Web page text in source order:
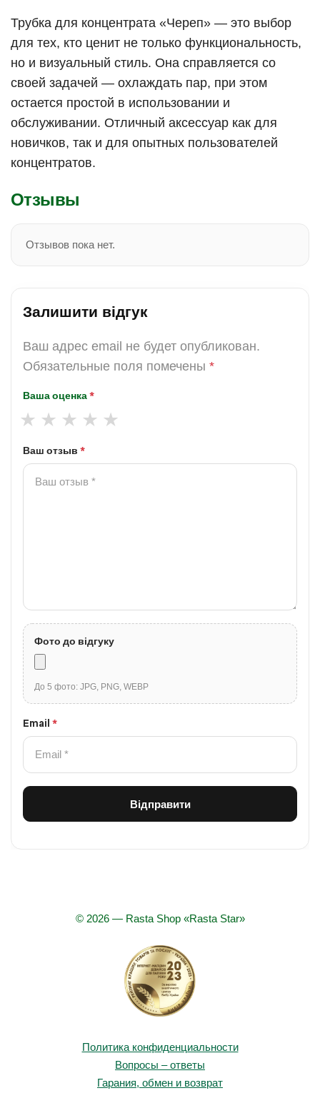
Трубка для концентрата «Череп» — это выбор
для тех, кто ценит не только функциональность,
но и визуальный стиль. Она справляется со
своей задачей — охлаждать пар, при этом
остается простой в использовании и
обслуживании. Отличный аксессуар как для
новичков, так и для опытных пользователей
концентратов.
Отзывы
Отзывов пока нет.
Залишити відгук
Ваш адрес email не будет опубликован.
Обязательные поля помечены *
Ваша оценка*
Ваш отзыв *
Фото до відгуку
До 5 фото: JPG, PNG, WEBP
Email *
© 2026 — Rasta Shop «Rasta Star»
Политика конфиденциальности
Вопросы – ответы
Гарания, обмен и возврат